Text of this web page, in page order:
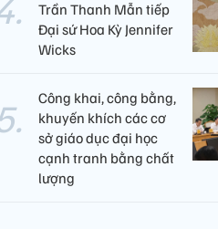
Trần Thanh Mẫn tiếp
Đại sứ Hoa Kỳ Jennifer
Wicks
Công khai, công bằng,
khuyến khích các cơ
sở giáo dục đại học
cạnh tranh bằng chất
lượng​